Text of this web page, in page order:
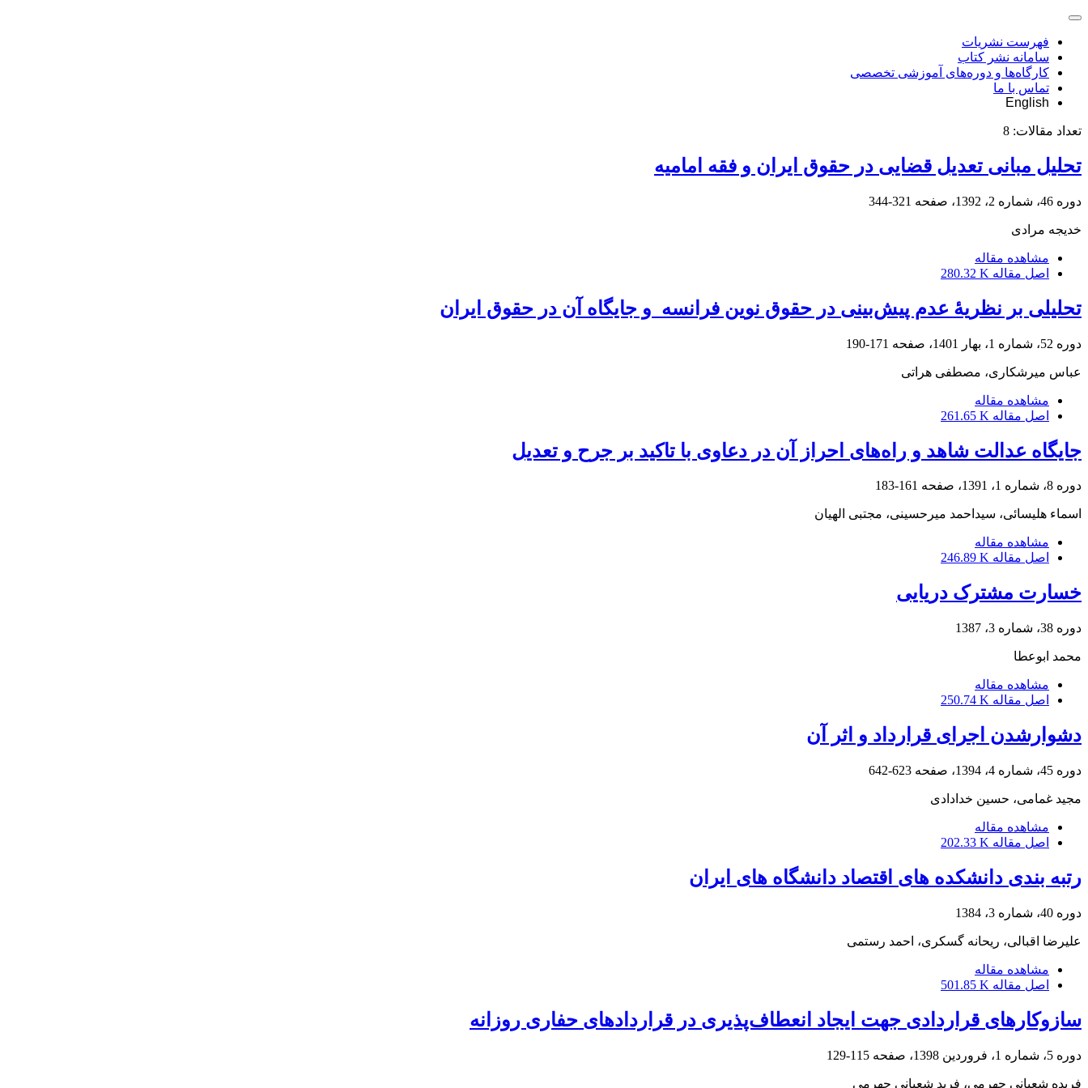
فهرست نشریات
سامانه نشر کتاب
کارگاه‌ها و دوره‌های آموزشی تخصصی
تماس با ما
English
تعداد مقالات: 8
تحلیل مبانی تعدیل قضایی در حقوق ایران و فقه امامیه
دوره 46، شماره 2، 1392، صفحه 321-344
خدیجه مرادی
مشاهده مقاله
اصل مقاله 280.32 K
تحلیلی بر نظریۀ عدم پیش‌بینی در حقوق نوین فرانسه ‏ و جایگاه آن در حقوق ایران
دوره 52، شماره 1، بهار 1401، صفحه 171-190
عباس میرشکاری، مصطفی هراتی
مشاهده مقاله
اصل مقاله 261.65 K
جایگاه عدالت شاهد و راه‌های احراز آن در دعاوی با تاکید بر جرح و تعدیل
دوره 8، شماره 1، 1391، صفحه 161-183
اسماء هلیسائی، سیداحمد میرحسینی، مجتبی الهیان
مشاهده مقاله
اصل مقاله 246.89 K
خسارت مشترک دریایی
دوره 38، شماره 3، 1387
محمد ابوعطا
مشاهده مقاله
اصل مقاله 250.74 K
دشوارشدن اجرای قرارداد و اثر آن
دوره 45، شماره 4، 1394، صفحه 623-642
مجید غمامی، حسین خدادادی
مشاهده مقاله
اصل مقاله 202.33 K
رتبه بندی دانشکده های اقتصاد دانشگاه های ایران
دوره 40، شماره 3، 1384
علیرضا اقبالی، ریحانه گسکری، احمد رستمی
مشاهده مقاله
اصل مقاله 501.85 K
سازوکارهای قراردادی جهت ایجاد انعطاف‌پذیری در قراردادهای حفاری روزانه
دوره 5، شماره 1، فروردین 1398، صفحه 115-129
فریده شعبانی جهرمی، فرید شعبانی جهرمی